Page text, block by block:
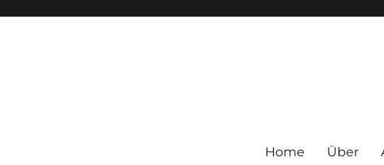
Home Über